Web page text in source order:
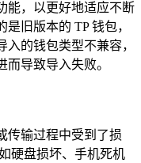
能，以更好地适应不断
旧版本的 TP 钱包，
的钱包类型不兼容，
导致导入失败。
传输过程中受到了损
硬盘损坏、手机死机